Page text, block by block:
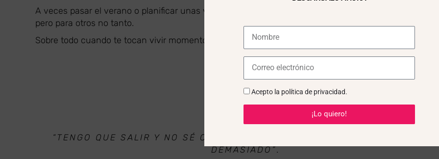
A veces pasar el verano o planificar unas vacaciones en familia puede ser algo muy fácil para
pero para otros no tanto.
Sobre todo cuando te tocan vivir momentos del tipo:
“TENGO QUE SALIR Y NO SÉ CÓMO RELAJAR A ARES. EL CALOR LO AGOBIA
DEMASIADO”.
Acepto la política de privacidad.
¡Lo quiero!